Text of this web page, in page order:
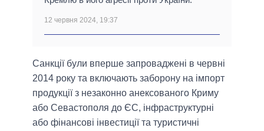
12 червня 2024, 19:37
Санкції були вперше запроваджені в червні
2014 року та включають заборону на імпорт
продукції з незаконно анексованого Криму
або Севастополя до ЄС, інфраструктурні
або фінансові інвестиції та туристичні